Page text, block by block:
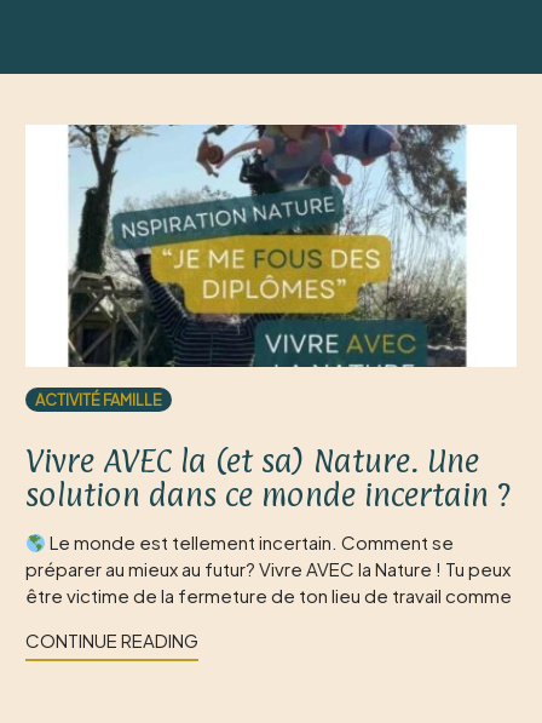
ACTIVITÉ FAMILLE
Vivre AVEC la (et sa) Nature. Une
solution dans ce monde incertain ?
Le monde est tellement incertain. Comment se
préparer au mieux au futur? Vivre AVEC la Nature ! Tu peux
être victime de la fermeture de ton lieu de travail comme
CONTINUE READING